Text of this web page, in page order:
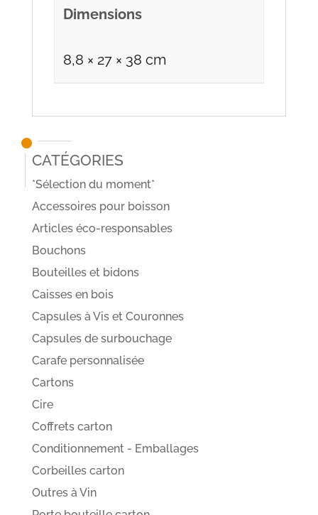
Dimensions
8,8 × 27 × 38 cm
Catégories
*Sélection du moment*
Accessoires pour boisson
Articles éco-responsables
Bouchons
Bouteilles et bidons
Caisses en bois
Capsules à Vis et Couronnes
Capsules de surbouchage
Carafe personnalisée
Cartons
Cire
Coffrets carton
Conditionnement - Emballages
Corbeilles carton
Outres à Vin